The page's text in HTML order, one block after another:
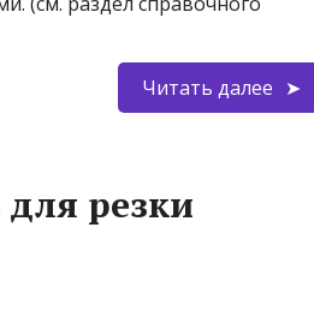
Читать далее
резки